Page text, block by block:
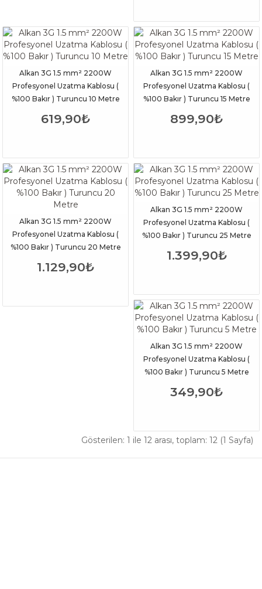
Alkan 3G 1.5 mm² 2200W
Profesyonel Uzatma Kablosu (
%100 Bakır ) Turuncu 10 Metre
619,90₺
Alkan 3G 1.5 mm² 2200W
Profesyonel Uzatma Kablosu (
%100 Bakır ) Turuncu 15 Metre
899,90₺
Alkan 3G 1.5 mm² 2200W
Profesyonel Uzatma Kablosu (
%100 Bakır ) Turuncu 20 Metre
1.129,90₺
Alkan 3G 1.5 mm² 2200W
Profesyonel Uzatma Kablosu (
%100 Bakır ) Turuncu 25 Metre
1.399,90₺
Alkan 3G 1.5 mm² 2200W
Profesyonel Uzatma Kablosu (
%100 Bakır ) Turuncu 5 Metre
349,90₺
Gösterilen: 1 ile 12 arası, toplam: 12 (1 Sayfa)